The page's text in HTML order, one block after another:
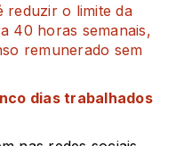
reduzir o limite da
40 horas semanais,
remunerado sem
dias trabalhados